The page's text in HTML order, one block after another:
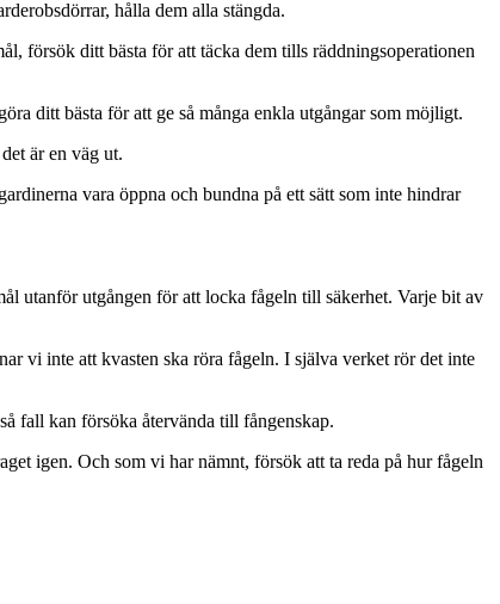
hålla dem alla stängda.
försök ditt bästa för att täcka dem tills räddningsoperationen
ditt bästa för att ge så många enkla utgångar som möjligt.
är en väg ut.
vara öppna och bundna på ett sätt som inte hindrar
utanför utgången för att locka fågeln till säkerhet. Varje bit av
vi inte att kvasten ska röra fågeln. I själva verket rör det inte
fall kan försöka återvända till fångenskap.
igen. Och som vi har nämnt, försök att ta reda på hur fågeln